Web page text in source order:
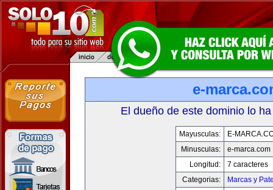
e-
El dueño de este dominio lo
Mayusculas:
E-
Minusculas:
e-marca.com
Longitud:
7 caracteres
Categorias:
Marcas y